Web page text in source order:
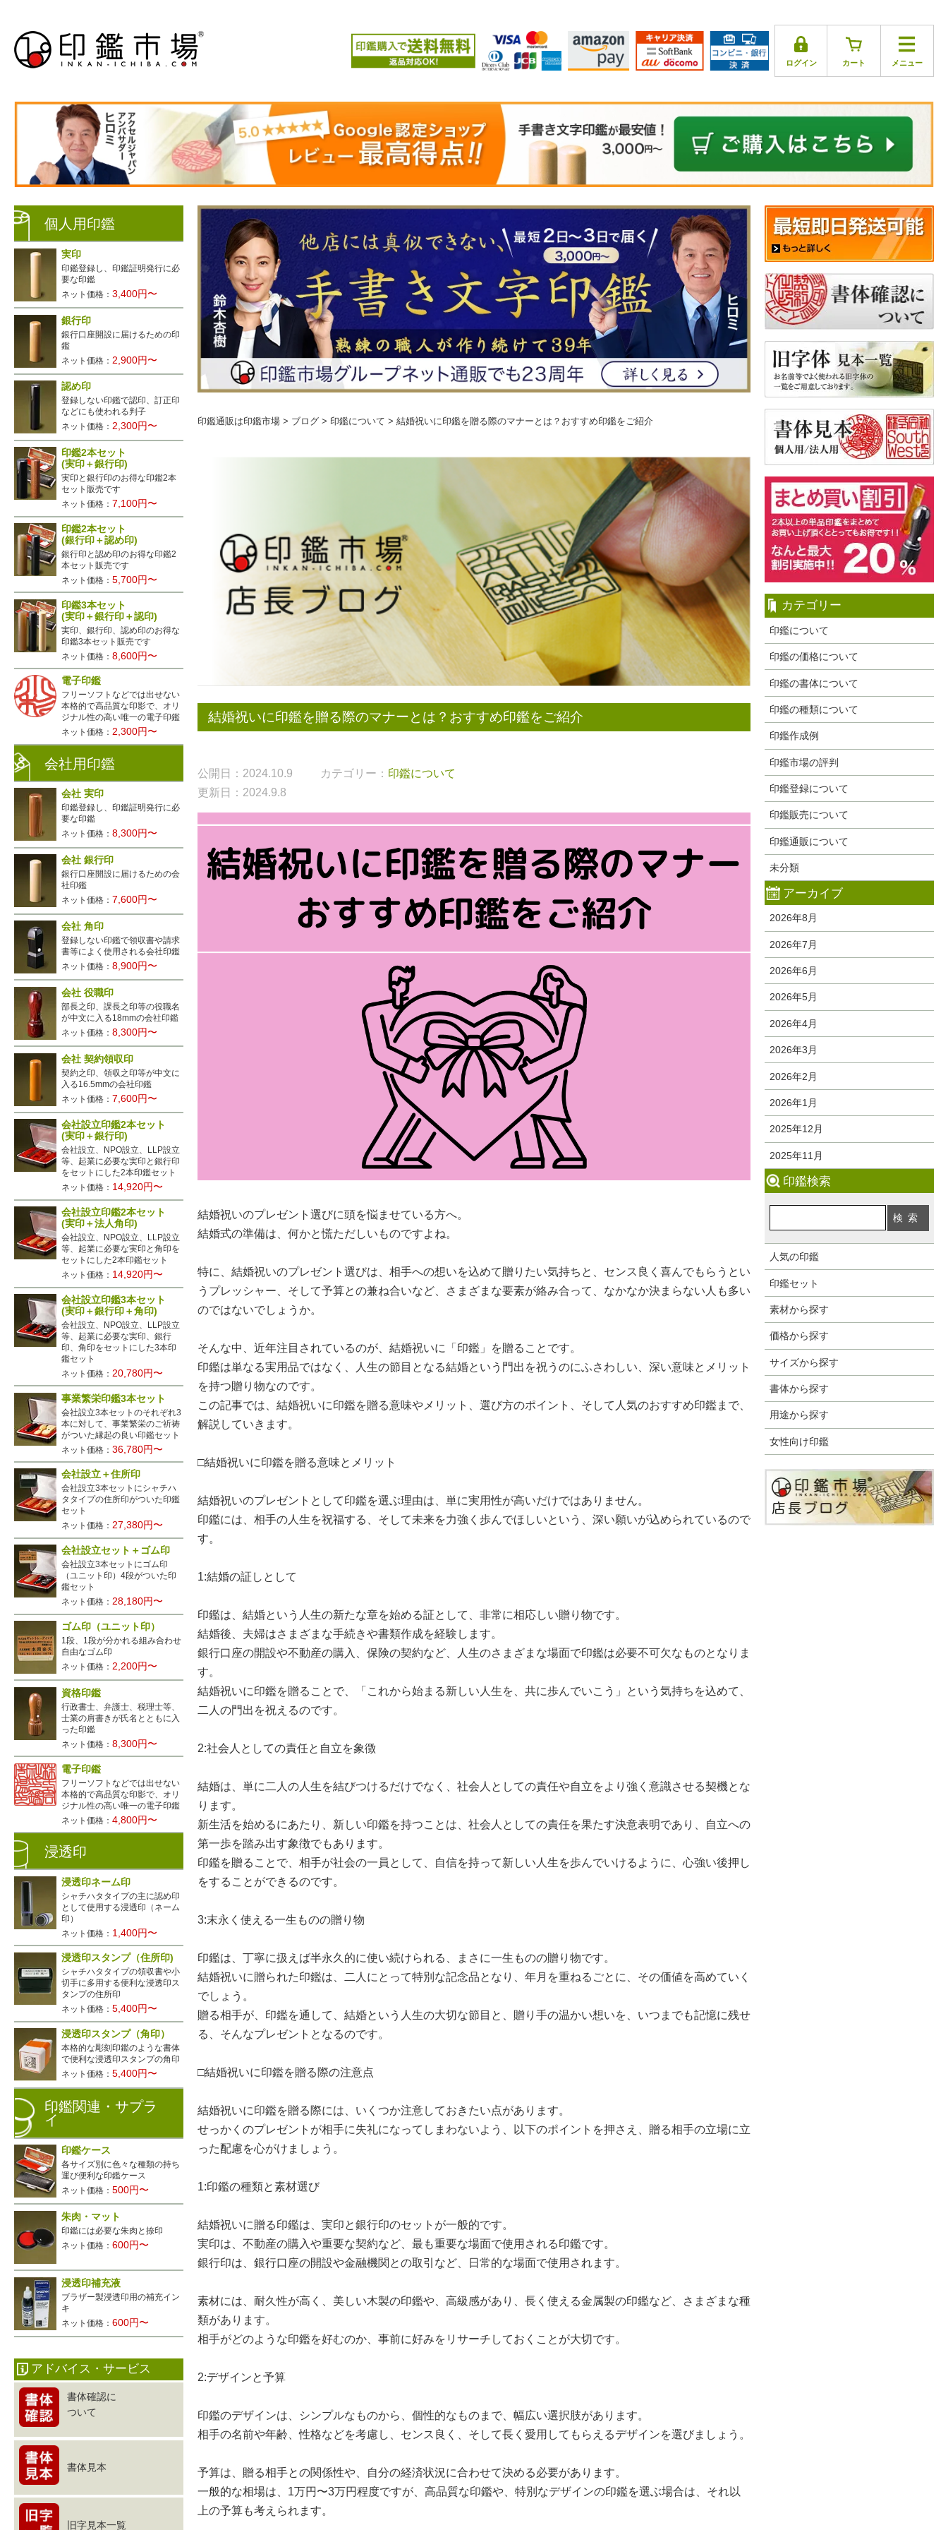
ログイン カート メニュー
カテゴリー
印鑑について
印鑑の価格について
印鑑の書体について
印鑑の種類について
印鑑作成例
印鑑市場の評判
印鑑登録について
印鑑販売について
印鑑通販について
未分類
アーカイブ
2026年8月
2026年7月
2026年6月
2026年5月
2026年4月
2026年3月
2026年2月
2026年1月
2025年12月
2025年11月
印鑑検索
人気の印鑑
印鑑セット
素材から探す
価格から探す
サイズから探す
書体から探す
用途から探す
女性向け印鑑
印鑑通販は印鑑市場 > ブログ > 印鑑について > 結婚祝いに印鑑を贈る際のマナーとは？おすすめ印鑑をご紹介
結婚祝いに印鑑を贈る際のマナーとは？おすすめ印鑑をご紹介
公開日：2024.10.9 カテゴリー： 印鑑について
更新日：2024.9.8
結婚祝いのプレゼント選びに頭を悩ませている方へ。
結婚式の準備は、何かと慌ただしいものですよね。
特に、結婚祝いのプレゼント選びは、相手への想いを込めて贈りたい気持ちと、センス良く喜んでもらうとい
うプレッシャー、そして予算との兼ね合いなど、さまざまな要素が絡み合って、なかなか決まらない人も多い
のではないでしょうか。
そんな中、近年注目されているのが、結婚祝いに「印鑑」を贈ることです。
印鑑は単なる実用品ではなく、人生の節目となる結婚という門出を祝うのにふさわしい、深い意味とメリット
を持つ贈り物なのです。
この記事では、結婚祝いに印鑑を贈る意味やメリット、選び方のポイント、そして人気のおすすめ印鑑まで、
解説していきます。
□結婚祝いに印鑑を贈る意味とメリット
結婚祝いのプレゼントとして印鑑を選ぶ理由は、単に実用性が高いだけではありません。
印鑑には、相手の人生を祝福する、そして未来を力強く歩んでほしいという、深い願いが込められているので
す。
1:結婚の証しとして
印鑑は、結婚という人生の新たな章を始める証として、非常に相応しい贈り物です。
結婚後、夫婦はさまざまな手続きや書類作成を経験します。
銀行口座の開設や不動産の購入、保険の契約など、人生のさまざまな場面で印鑑は必要不可欠なものとなりま
す。
結婚祝いに印鑑を贈ることで、「これから始まる新しい人生を、共に歩んでいこう」という気持ちを込めて、
二人の門出を祝えるのです。
2:社会人としての責任と自立を象徴
結婚は、単に二人の人生を結びつけるだけでなく、社会人としての責任や自立をより強く意識させる契機とな
ります。
新生活を始めるにあたり、新しい印鑑を持つことは、社会人としての責任を果たす決意表明であり、自立への
第一歩を踏み出す象徴でもあります。
印鑑を贈ることで、相手が社会の一員として、自信を持って新しい人生を歩んでいけるように、心強い後押し
をすることができるのです。
3:末永く使える一生ものの贈り物
印鑑は、丁寧に扱えば半永久的に使い続けられる、まさに一生ものの贈り物です。
結婚祝いに贈られた印鑑は、二人にとって特別な記念品となり、年月を重ねるごとに、その価値を高めていく
でしょう。
贈る相手が、印鑑を通して、結婚という人生の大切な節目と、贈り手の温かい想いを、いつまでも記憶に残せ
る、そんなプレゼントとなるのです。
□結婚祝いに印鑑を贈る際の注意点
結婚祝いに印鑑を贈る際には、いくつか注意しておきたい点があります。
せっかくのプレゼントが相手に失礼になってしまわないよう、以下のポイントを押さえ、贈る相手の立場に立
った配慮を心がけましょう。
1:印鑑の種類と素材選び
結婚祝いに贈る印鑑は、実印と銀行印のセットが一般的です。
実印は、不動産の購入や重要な契約など、最も重要な場面で使用される印鑑です。
銀行印は、銀行口座の開設や金融機関との取引など、日常的な場面で使用されます。
素材には、耐久性が高く、美しい木製の印鑑や、高級感があり、長く使える金属製の印鑑など、さまざまな種
類があります。
相手がどのような印鑑を好むのか、事前に好みをリサーチしておくことが大切です。
2:デザインと予算
印鑑のデザインは、シンプルなものから、個性的なものまで、幅広い選択肢があります。
相手の名前や年齢、性格などを考慮し、センス良く、そして長く愛用してもらえるデザインを選びましょう。
予算は、贈る相手との関係性や、自分の経済状況に合わせて決める必要があります。
一般的な相場は、1万円〜3万円程度ですが、高品質な印鑑や、特別なデザインの印鑑を選ぶ場合は、それ以
上の予算も考えられます。
個人用印鑑
実印
印鑑登録し、印鑑証明発行に必
要な印鑑
ネット価格：3,400円〜
銀行印
銀行口座開設に届けるための印
鑑
ネット価格： 2,900円〜
認め印
登録しない印鑑で認印、訂正印
などにも使われる判子
ネット価格：2,300円〜
印鑑2本セット
(実印＋銀行印)
実印と銀行印のお得な印鑑2本
セット販売です
ネット価格： 7,100円〜
印鑑2本セット
(銀行印＋認め印)
銀行印と認め印のお得な印鑑2
本セット販売です
ネット価格：5,700円〜
印鑑3本セット
(実印＋銀行印＋認印)
実印、銀行印、認め印のお得な
印鑑3本セット販売です
ネット価格：8,600円〜
電子印鑑
フリーソフトなどでは出せない
本格的で高品質な印影で、オリ
ジナル性の高い唯一の電子印鑑
ネット価格：2,300円〜
会社用印鑑
会社 実印
印鑑登録し、印鑑証明発行に必
要な印鑑
ネット価格：8,300円〜
会社 銀行印
銀行口座開設に届けるための会
社印鑑
ネット価格： 7,600円〜
会社 角印
登録しない印鑑で領収書や請求
書等によく使用される会社印鑑
ネット価格：8,900円〜
会社 役職印
部長之印、課長之印等の役職名
が中文に入る18mmの会社印鑑
ネット価格：8,300円〜
会社 契約領収印
契約之印、領収之印等が中文に
入る16.5mmの会社印鑑
ネット価格：7,600円〜
会社設立印鑑2本セット
(実印＋銀行印)
会社設立、NPO設立、LLP設立
等、起業に必要な実印と銀行印
をセットにした2本印鑑セット
ネット価格： 14,920円〜
会社設立印鑑2本セット
(実印＋法人角印)
会社設立、NPO設立、LLP設立
等、起業に必要な実印と角印を
セットにした2本印鑑セット
ネット価格： 14,920円〜
会社設立印鑑3本セット
(実印＋銀行印＋角印)
会社設立、NPO設立、LLP設立
等、起業に必要な実印、銀行
印、角印をセットにした3本印
鑑セット
ネット価格：20,780円〜
事業繁栄印鑑3本セット
会社設立3本セットのそれぞれ3
本に対して、事業繁栄のご祈祷
がついた縁起の良い印鑑セット
ネット価格：36,780円〜
会社設立＋住所印
会社設立3本セットにシャチハ
タタイプの住所印がついた印鑑
セット
ネット価格：27,380円〜
会社設立セット＋ゴム印
会社設立3本セットにゴム印
（ユニット印）4段がついた印
鑑セット
ネット価格：28,180円〜
ゴム印（ユニット印）
1段、1段が分かれる組み合わせ
自由なゴム印
ネット価格：2,200円〜
資格印鑑
行政書士、弁護士、税理士等、
士業の肩書きが氏名とともに入
った印鑑
ネット価格：8,300円〜
電子印鑑
フリーソフトなどでは出せない
本格的で高品質な印影で、オリ
ジナル性の高い唯一の電子印鑑
ネット価格：4,800円〜
浸透印
浸透印ネーム印
シャチハタタイプの主に認め印
として使用する浸透印（ネーム
印）
ネット価格： 1,400円〜
浸透印スタンプ（住所印)
シャチハタタイプの領収書や小
切手に多用する便利な浸透印ス
タンプの住所印
ネット価格：5,400円〜
浸透印スタンプ（角印）
本格的な彫刻印鑑のような書体
で便利な浸透印スタンプの角印
ネット価格：5,400円〜
印鑑関連・サプラ
イ
印鑑ケース
各サイズ別に色々な種類の持ち
運び便利な印鑑ケース
ネット価格：500円〜
朱肉・マット
印鑑には必要な朱肉と捺印
ネット価格：600円〜
浸透印補充液
ブラザー製浸透印用の補充イン
キ
ネット価格：600円〜
アドバイス・サービス
書体確認に
ついて
書体見本
旧字見本一覧